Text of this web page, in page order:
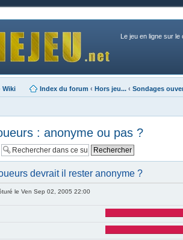
Le jeu en ligne sur le
Wiki Index du forum ‹ Hors jeu... ‹ Sondages
: anonyme ou pas ?
devrait il rester anonyme ?
le Ven Sep 02, 2005 22:00